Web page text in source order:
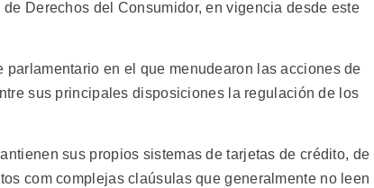
Derechos del Consumidor, en vigencia desde este
en el que menudearon las acciones de
sus principales disposiciones la regulación de los
sus propios sistemas de tarjetas de crédito, de
com complejas claúsulas que generalmente no leen